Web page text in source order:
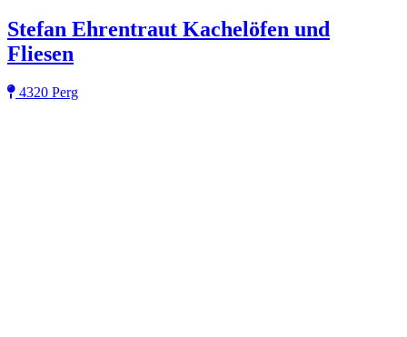
Stefan Ehrentraut Kachelöfen und
Fliesen
4320 Perg